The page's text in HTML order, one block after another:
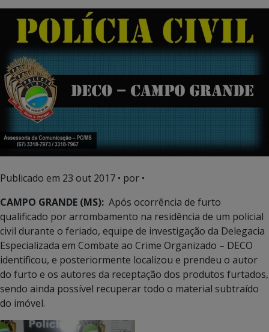
Publicado em 23 out 2017 • por •
CAMPO GRANDE (MS): Após ocorrência de furto
qualificado por arrombamento na residência de um policial
civil durante o feriado, equipe de investigação da Delegacia
Especializada em Combate ao Crime Organizado – DECO
identificou, e posteriormente localizou e prendeu o autor
do furto e os autores da receptação dos produtos furtados,
sendo ainda possível recuperar todo o material subtraído
do imóvel.